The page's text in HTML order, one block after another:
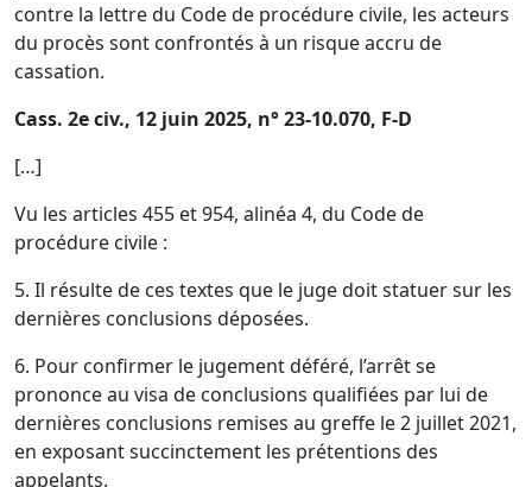
contre la lettre du Code de procédure civile, les acteurs
du procès sont confrontés à un risque accru de
cassation.
Cass. 2e civ., 12 juin 2025, n° 23-10.070, F-D
[…]
Vu les articles 455 et 954, alinéa 4, du Code de
procédure civile :
5. Il résulte de ces textes que le juge doit statuer sur les
dernières conclusions déposées.
6. Pour confirmer le jugement déféré, l’arrêt se
prononce au visa de conclusions qualifiées par lui de
dernières conclusions remises au greffe le 2 juillet 2021,
en exposant succinctement les prétentions des
appelants.